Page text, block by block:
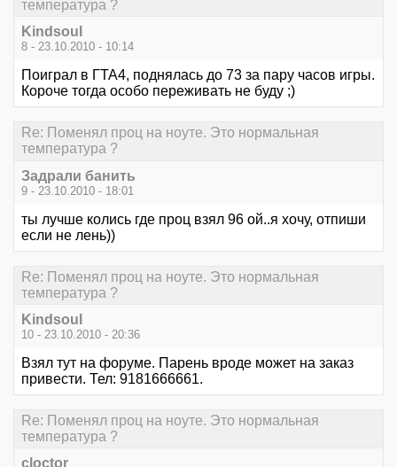
температура ?
Kindsoul
8 - 23.10.2010 - 10:14
Поиграл в ГТА4, поднялась до 73 за пару часов игры.
Короче тогда особо переживать не буду ;)
Re: Поменял проц на ноуте. Это нормальная
температура ?
Задрали банить
9 - 23.10.2010 - 18:01
ты лучше колись где проц взял 96 ой..я хочу, отпиши
если не лень))
Re: Поменял проц на ноуте. Это нормальная
температура ?
Kindsoul
10 - 23.10.2010 - 20:36
Взял тут на форуме. Парень вроде может на заказ
привести. Тел: 9181666661.
Re: Поменял проц на ноуте. Это нормальная
температура ?
cloctor